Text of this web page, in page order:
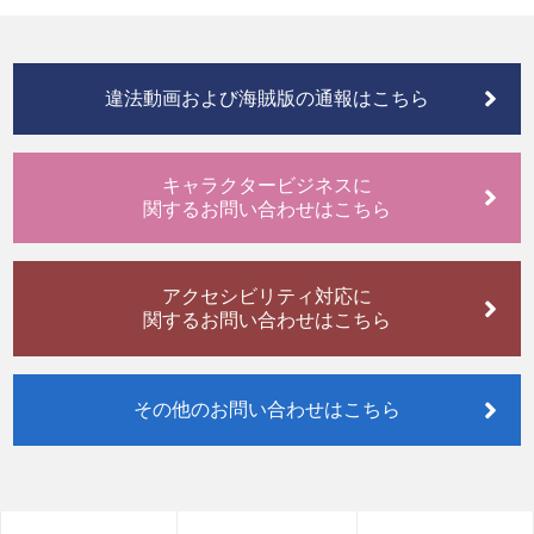
違法動画および海賊版の通報はこちら
キャラクタービジネスに
関するお問い合わせはこちら
アクセシビリティ対応に
関するお問い合わせはこちら
その他のお問い合わせはこちら